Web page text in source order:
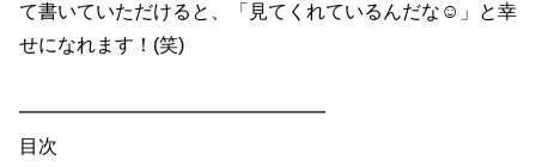
て書いていただけると、「見てくれているんだな☺️」と幸
せになれます！(笑)
━━━━━━━━━━━━━━━━
目次